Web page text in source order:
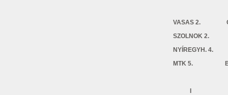
VASAS 2.
SZOLNOK
NYÍREGYH.
MTK 5.